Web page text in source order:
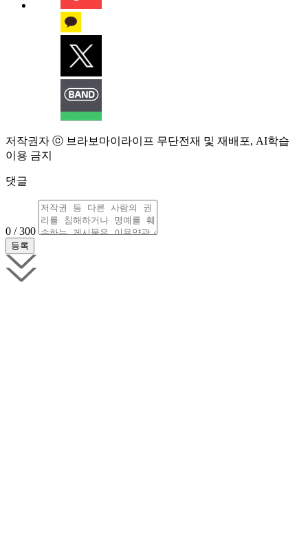
저작권자 ⓒ 브라보마이라이프 무단전재 및 재배포, AI학습
이용 금지
댓글
0 / 300